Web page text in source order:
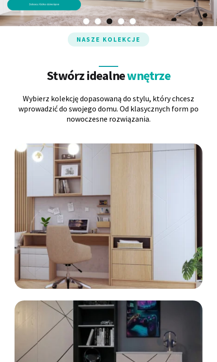
NASZE KOLEKCJE
Stwórz idealnewnętrze
Wybierz kolekcję dopasowaną do stylu, który chcesz
wprowadzić do swojego domu. Od klasycznych form po
nowoczesne rozwiązania.
LINIA
MODE
Meble modułowe
Wolnostojące Stylowe
Skandynawskie
Komoda
Regał Szafka RTV
Kontenerek Półka i szafka wisząca
Panele ścienne Poduchy
Wszystkie dodatki